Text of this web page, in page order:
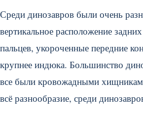
Среди динозавров были очень
вертикальное расположение
пальцев, укороченные передние
крупнее индюка. Большинство
все были кровожадными
всё разнообразие, среди